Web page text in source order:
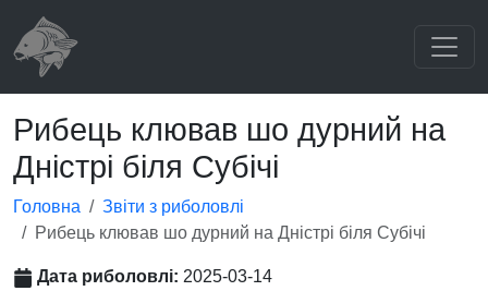
Рибець клював шо дурний на
Дністрі біля Субічі
Головна
Звіти з риболовлі
Рибець клював шо дурний на Дністрі біля Субічі
Дата риболовлі: 2025-03-14